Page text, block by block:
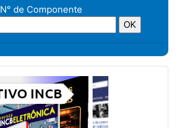
N° de Componente